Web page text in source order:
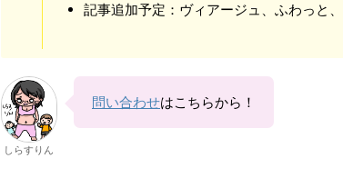
記事追加予定：ヴィアージュ、ふわっと
しらすりん
問い合わせはこちらから！